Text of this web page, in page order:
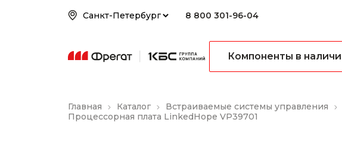
8 800 301-96-04
Компоненты в
Главная Каталог Встраиваемые системы управления
Процессорная плата LinkedHope VP39701